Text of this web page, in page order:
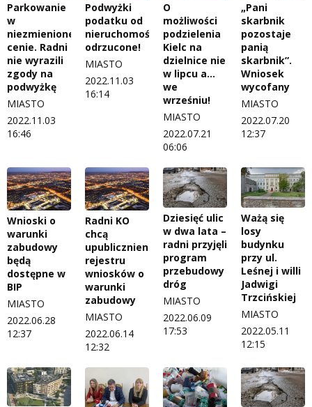
Parkowanie
w
niezmienionej
cenie. Radni
nie wyrazili
zgody na
podwyżkę
MIASTO
2022.11.03
16:46
Podwyżki
podatku od
nieruchomości
odrzucone!
MIASTO
2022.11.03
16:14
O
możliwości
podzielenia
Kielc na
dzielnice nie
w lipcu a…
we
wrześniu!
MIASTO
2022.07.21
06:06
„Pani
skarbnik
pozostaje
panią
skarbnik”.
Wniosek
wycofany
MIASTO
2022.07.20
12:37
Wnioski o
warunki
zabudowy
będą
dostępne w
BIP
MIASTO
2022.06.28
12:37
Radni KO
chcą
upublicznienia
rejestru
wniosków o
warunki
zabudowy
MIASTO
2022.06.14
12:32
Dziesięć ulic
w dwa lata –
radni przyjęli
program
przebudowy
dróg
MIASTO
2022.06.09
17:53
Ważą się
losy
budynku
przy ul.
Leśnej i willi
Jadwigi
Trzcińskiej
MIASTO
2022.05.11
12:15